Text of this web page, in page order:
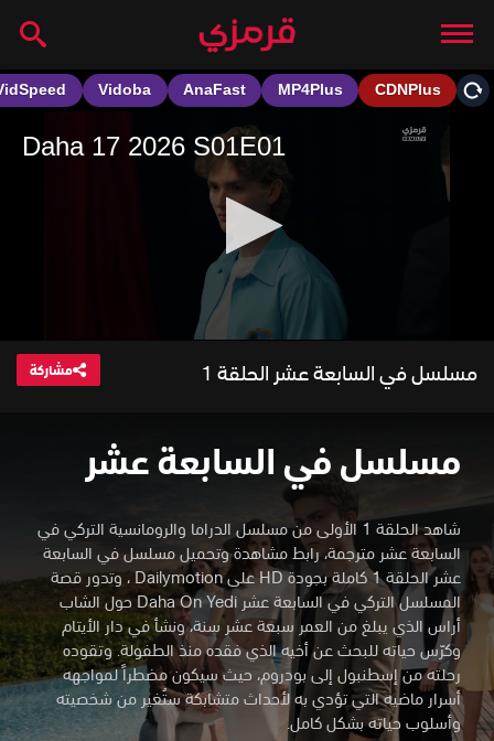
مسلسل في السابعة عشر الحلقة 1 مشاركة
مسلسل في السابعة عشر
شاهد الحلقة 1 الأولى من مسلسل الدراما والرومانسية التركي في
السابعة عشر مترجمة، رابط مشاهدة وتحميل مسلسل في السابعة
عشر الحلقة 1 كاملة بجودة HD على Dailymotion ،وتدور قصة
المسلسل التركي في السابعة عشر Daha On Yedi حول الشاب
أراس الذي يبلغ من العمر سبعة عشر سنة، ونشأ في دار الأيتام
وكرّس حياته للبحث عن أخيه الذي فقده منذ الطفولة. وتقوده
رحلته من إسطنبول إلى بودروم، حيث سيكون مضطراً لمواجهه
أسرار ماضيه التي تؤدي به لأحداث متشابكة ستُغير من شخصيته
وأسلوب حياته بشكل كامل.